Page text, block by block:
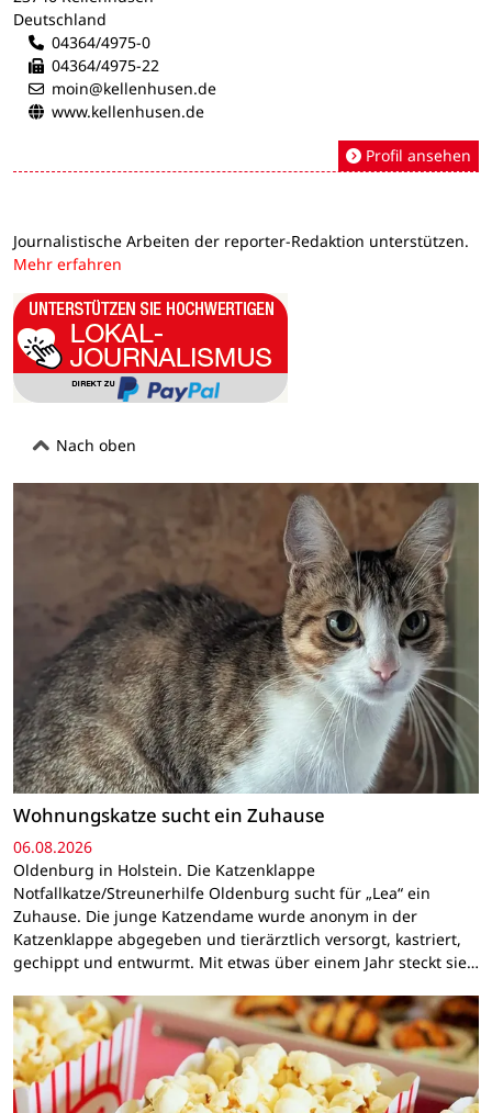
Deutschland
04364/4975-0
04364/4975-22
moin@kellenhusen.de
www.kellenhusen.de
Profil ansehen
Journalistische Arbeiten der reporter-Redaktion unterstützen.
Mehr erfahren
Nach oben
Wohnungskatze sucht ein Zuhause
06.08.2026
Oldenburg in Holstein. Die Katzenklappe
Notfallkatze/Streunerhilfe Oldenburg sucht für „Lea“ ein
Zuhause. Die junge Katzendame wurde anonym in der
Katzenklappe abgegeben und tierärztlich versorgt, kastriert,
gechippt und entwurmt. Mit etwas über einem Jahr steckt sie…